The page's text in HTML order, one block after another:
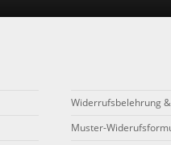
Widerrufsbelehrung
Muster-